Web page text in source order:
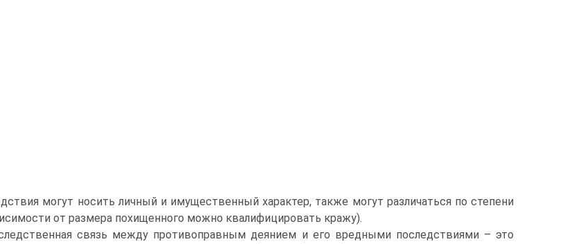
могут носить личный и имущественный характер, также могут различаться по степени
от размера похищенного можно квалифицировать кражу).
связь между противоправным деянием и его вредными последствиями – это